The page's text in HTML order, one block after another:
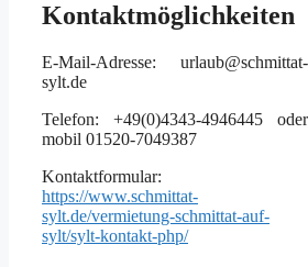
Kontaktmöglichkeiten
E-Mail-Adresse: urlaub@schmittat-
sylt.de
Telefon: +49(0)4343-4946445 oder
mobil 01520-7049387
Kontaktformular:
https://www.schmittat-
sylt.de/vermietung-schmittat-auf-
sylt/sylt-kontakt-php/